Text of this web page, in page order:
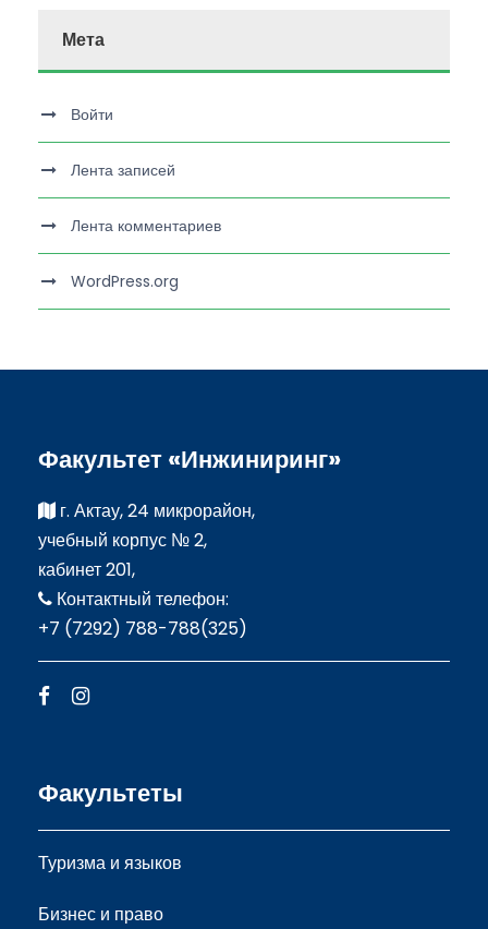
Мета
Войти
Лента записей
Лента комментариев
WordPress.org
Факультет «Инжиниринг»
г. Актау, 24 микрорайон,
учебный корпус № 2,
кабинет 201,
Контактный телефон:
+7 (7292) 788-788(325)
Факультеты
Туризма и языков
Бизнес и право